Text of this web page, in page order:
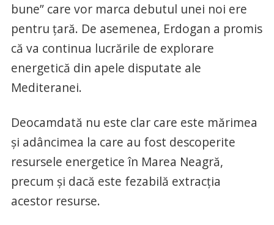
bune” care vor marca debutul unei noi ere
pentru ţară. De asemenea, Erdogan a promis
că va continua lucrările de explorare
energetică din apele disputate ale
Mediteranei.
Deocamdată nu este clar care este mărimea
şi adâncimea la care au fost descoperite
resursele energetice în Marea Neagră,
precum şi dacă este fezabilă extracţia
acestor resurse.